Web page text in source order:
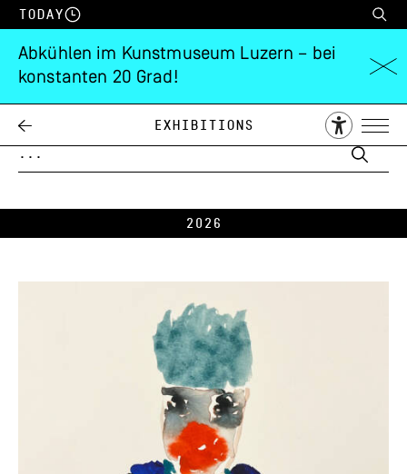
Today
Abkühlen im Kunstmuseum Luzern – bei
konstanten 20 Grad!
Exhibitions
ARCHIVE
2026